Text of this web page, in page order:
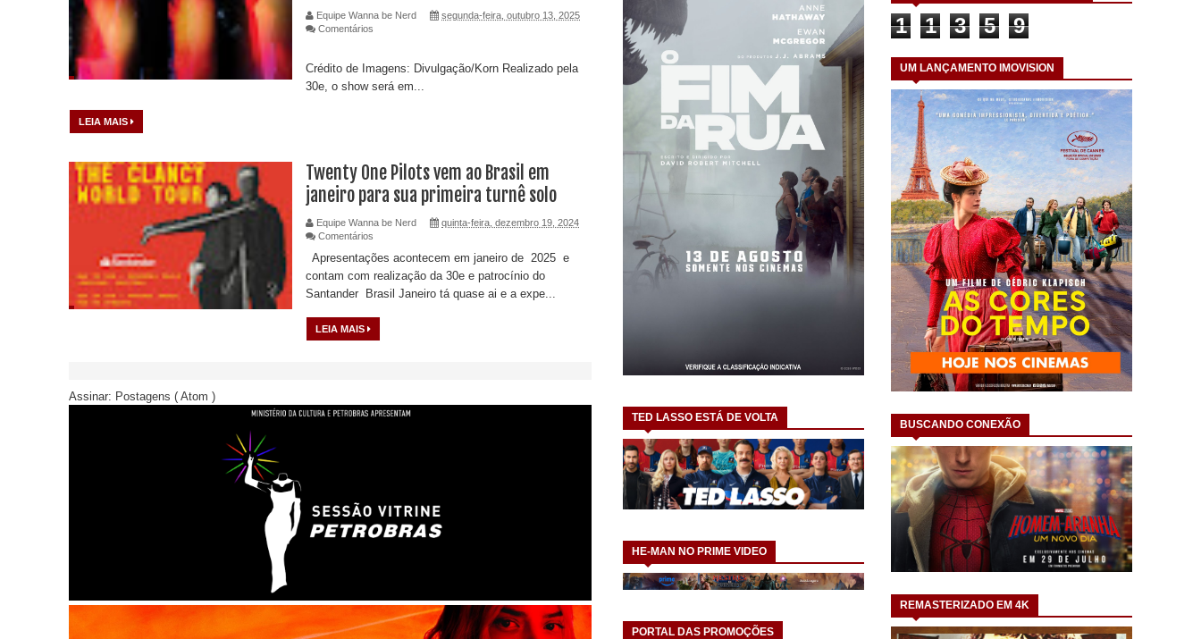
TED LASSO ESTÁ DE VOLTA
HE-MAN NO PRIME VIDEO
PORTAL DAS PROMOÇÕES
Equipe Wanna be Nerd
segunda-feira, outubro 13, 2025
Comentários
Crédito de Imagens: Divulgação/Korn Realizado pela
30e, o show será em...
LEIA MAIS
Twenty One Pilots vem ao Brasil em
janeiro para sua primeira turnê solo
Equipe Wanna be Nerd
quinta-feira, dezembro 19, 2024
Comentários
Apresentações acontecem em janeiro de 2025 e
contam com realização da 30e e patrocínio do
Santander Brasil Janeiro tá quase ai e a expe...
LEIA MAIS
Assinar: Postagens ( Atom )
1 1 3 5 9
UM LANÇAMENTO IMOVISION
BUSCANDO CONEXÃO
REMASTERIZADO EM 4K